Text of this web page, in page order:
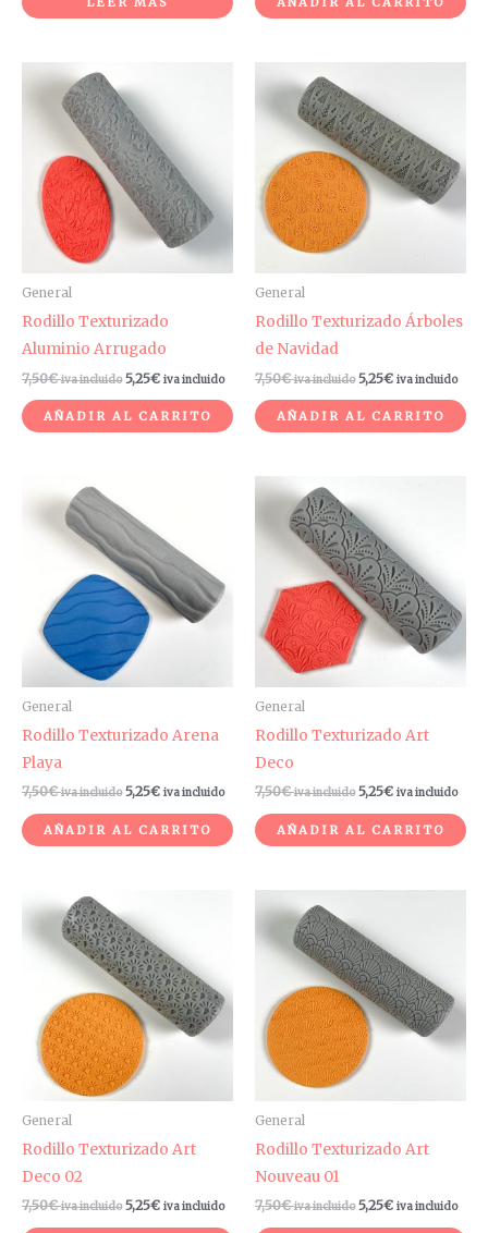
General
Rodillo Texturizado
Aluminio Arrugado
7,50€ iva incluido 5,25€ iva incluido
AÑADIR AL CARRITO
General
Rodillo Texturizado Árboles
de Navidad
7,50€ iva incluido 5,25€ iva incluido
AÑADIR AL CARRITO
General
Rodillo Texturizado Arena
Playa
7,50€ iva incluido 5,25€ iva incluido
AÑADIR AL CARRITO
General
Rodillo Texturizado Art
Deco
7,50€ iva incluido 5,25€ iva incluido
AÑADIR AL CARRITO
General
Rodillo Texturizado Art
Deco 02
7,50€ iva incluido 5,25€ iva incluido
General
Rodillo Texturizado Art
Nouveau 01
7,50€ iva incluido 5,25€ iva incluido